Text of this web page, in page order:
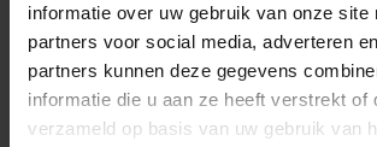
informatie over uw gebruik van onze site
partners voor social media, adverteren
partners kunnen deze gegevens
informatie die u aan ze heeft verstrekt of
verzameld op basis van uw gebruik van
0513335000
naarden@skodora.nl